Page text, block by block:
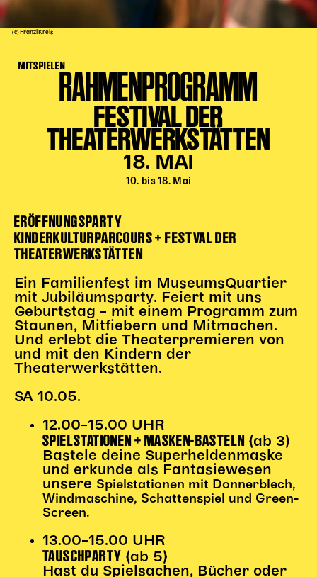
Next Generation
MAGMA 25/26
Dramaturgie + Stadt
Theaterwerkstätten
Begleitmaterial
TheaterPaket
Schulabenteuernacht
Probenklasse
Theaterklasse
Vorstellungen für pädagogische Institutionen
PädagogikClub
Open House
Newsletter für pädagogische Institutionen
DIGITALE BÜHNE
Gl!tch4
Wem gehört die Bühne?
House of Hybrid Rebels
(c) Franzi Kreis
MITSPIELENRAHMENPROGRAMM
FESTIVAL DER
THEATERWERKSTÄTTEN
18. MAI
10. bis 18. Mai
ERÖFFNUNGSPARTY
KINDERKULTURPARCOURS + FESTVAL DER
THEATERWERKSTÄTTEN
Ein Familienfest im MuseumsQuartier
mit Jubiläumsparty. Feiert mit uns
Geburtstag – mit einem Programm zum
Staunen, Mitfiebern und Mitmachen.
Und erlebt die Theaterpremieren von
und mit den Kindern der
Theaterwerkstätten.
SA 10.05.
12.00–15.00 UHR
SPIELSTATIONEN + MASKEN-BASTELN (ab 3)
Bastele deine Superheldenmaske
und erkunde als Fantasiewesen
unsere Spielstationen mit Donnerblech,
Windmaschine, Schattenspiel und Green-
Screen.
13.00–15.00 UHR
TAUSCHPARTY (ab 5)
Hast du Spielsachen, Bücher oder